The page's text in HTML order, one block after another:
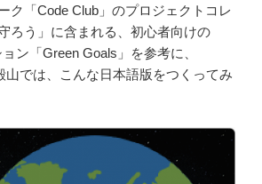
ク「Code Club」のプロジェクトコレ
ろう」に含まれる、初心者向けの
ン「Green Goals」を参考に、
山では、こんな日本語版をつくってみ